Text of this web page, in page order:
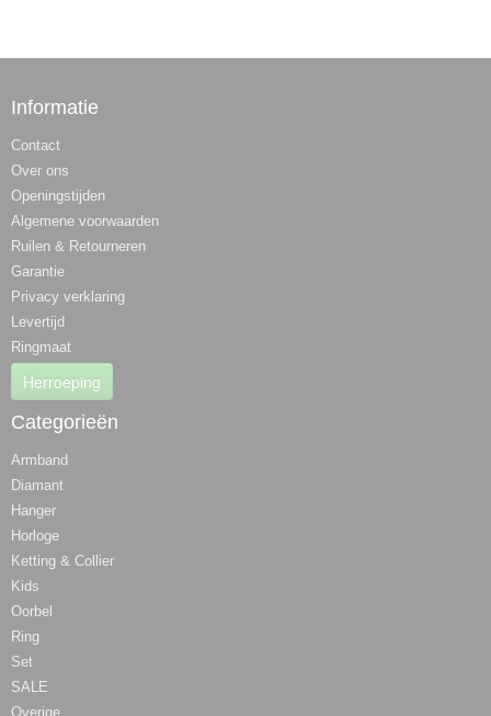
Informatie
Contact
Over ons
Openingstijden
Algemene voorwaarden
Ruilen & Retourneren
Garantie
Privacy verklaring
Levertijd
Ringmaat
Herroeping
Categorieën
Armband
Diamant
Hanger
Horloge
Ketting & Collier
Kids
Oorbel
Ring
Set
SALE
Overige